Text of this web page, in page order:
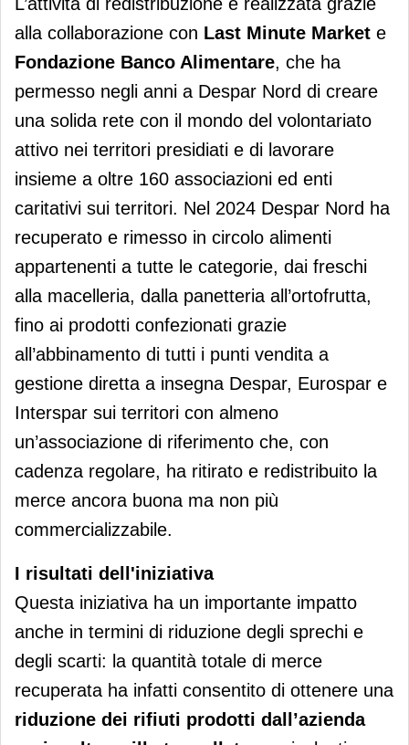
alla collaborazione con Last Minute Market e
Fondazione Banco Alimentare, che ha
permesso negli anni a Despar Nord di creare
una solida rete con il mondo del volontariato
attivo nei territori presidiati e di lavorare
insieme a oltre 160 associazioni ed enti
caritativi sui territori. Nel 2024 Despar Nord ha
recuperato e rimesso in circolo alimenti
appartenenti a tutte le categorie, dai freschi
alla macelleria, dalla panetteria all’ortofrutta,
fino ai prodotti confezionati grazie
all’abbinamento di tutti i punti vendita a
gestione diretta a insegna Despar, Eurospar e
Interspar sui territori con almeno
un’associazione di riferimento che, con
cadenza regolare, ha ritirato e redistribuito la
merce ancora buona ma non più
commercializzabile.
I risultati dell'iniziativa
Questa iniziativa ha un importante impatto
anche in termini di riduzione degli sprechi e
degli scarti: la quantità totale di merce
recuperata ha infatti consentito di ottenere una
riduzione dei rifiuti prodotti dall’azienda